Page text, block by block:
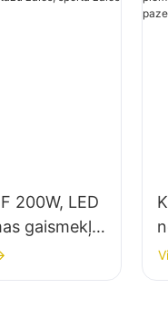
200W, LED
gaismekļu
izstāžu